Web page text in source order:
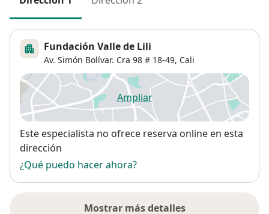
Fundación Valle de Lili
Av. Simón Bolívar. Cra 98 # 18-49, Cali
Ampliarse abre en una nueva
Disponibilidad
Este especialista no ofrece reserva online en esta
dirección
¿Qué puedo hacer ahora?
Mostrar más detalles